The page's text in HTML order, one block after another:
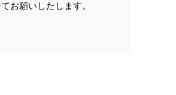
お願いしたします。